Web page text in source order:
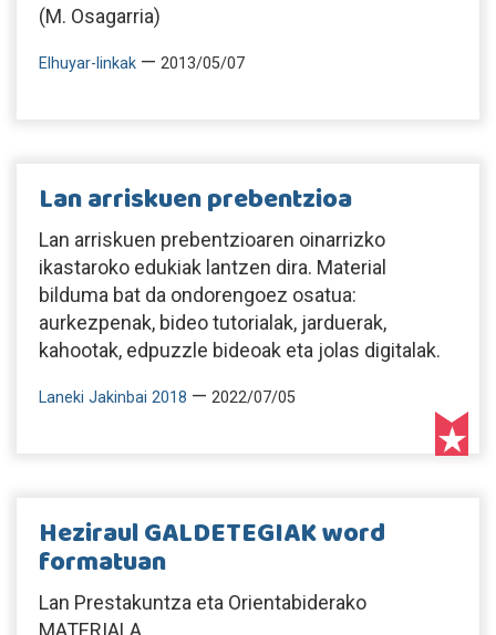
(M. Osagarria)
Elhuyar-linkak — 2013/05/07
Lan arriskuen prebentzioa
Lan arriskuen prebentzioaren oinarrizko
ikastaroko edukiak lantzen dira. Material
bilduma bat da ondorengoez osatua:
aurkezpenak, bideo tutorialak, jarduerak,
kahootak, edpuzzle bideoak eta jolas digitalak.
Laneki Jakinbai 2018 — 2022/07/05
Heziraul GALDETEGIAK word
formatuan
Lan Prestakuntza eta Orientabiderako
MATERIALA